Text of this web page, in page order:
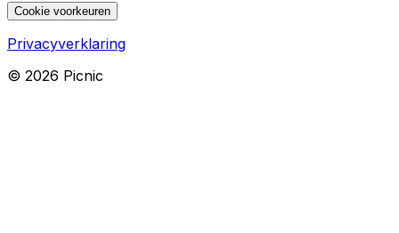
Cookie voorkeuren
Privacyverklaring
© 2026 Picnic